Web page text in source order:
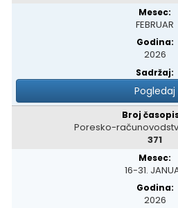
FEBRUAR
2026
Pogledaj
Poresko-
371
16-31.
2026